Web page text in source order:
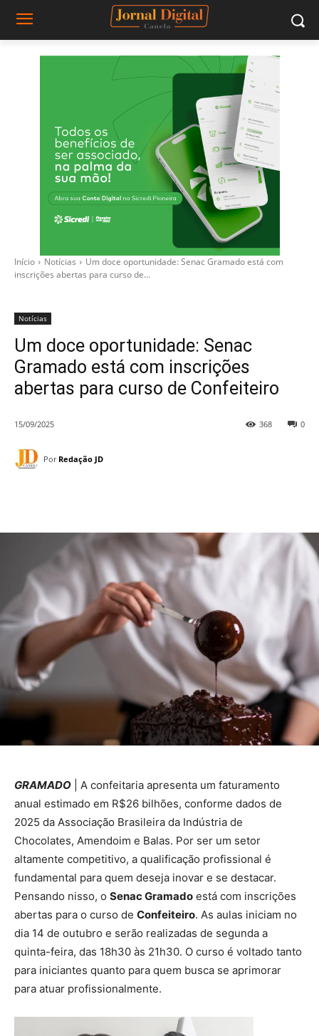
Início Notícias
Um doce oportunidade: Senac Gramado está com
inscrições abertas para curso de...
Notícias
Um doce oportunidade: Senac
Gramado está com inscrições
abertas para curso de Confeiteiro
15/09/2025 0
368
Por Redação JD
GRAMADO | A confeitaria apresenta um faturamento
anual estimado em R$26 bilhões, conforme dados de
2025 da Associação Brasileira da Indústria de
Chocolates, Amendoim e Balas. Por ser um setor
altamente competitivo, a qualificação profissional é
fundamental para quem deseja inovar e se destacar.
Pensando nisso, o Senac Gramado está com inscrições
abertas para o curso de Confeiteiro. As aulas iniciam no
dia 14 de outubro e serão realizadas de segunda a
quinta-feira, das 18h30 às 21h30. O curso é voltado tanto
para iniciantes quanto para quem busca se aprimorar
para atuar profissionalmente.